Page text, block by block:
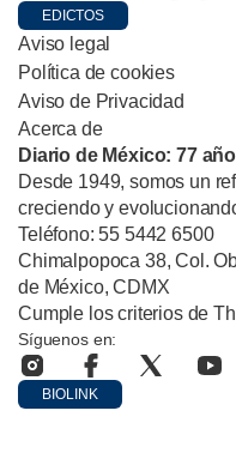
EDICTOS
Aviso legal
Política de cookies
Aviso de Privacidad
Acerca de
Diario de México: 77
Desde 1949, somos un
creciendo y
Teléfono: 55 5442 6500
Chimalpopoca 38, Col.
de México, CDMX
Cumple los criterios de
Síguenos en:
BIOLINK